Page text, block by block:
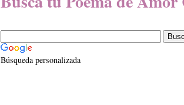
Búsqueda personalizada